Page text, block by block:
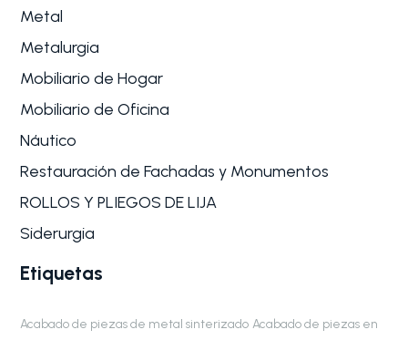
Metal
Metalurgia
Mobiliario de Hogar
Mobiliario de Oficina
Náutico
Restauración de Fachadas y Monumentos
ROLLOS Y PLIEGOS DE LIJA
Siderurgia
Etiquetas
Acabado de piezas de metal sinterizado Acabado de piezas en